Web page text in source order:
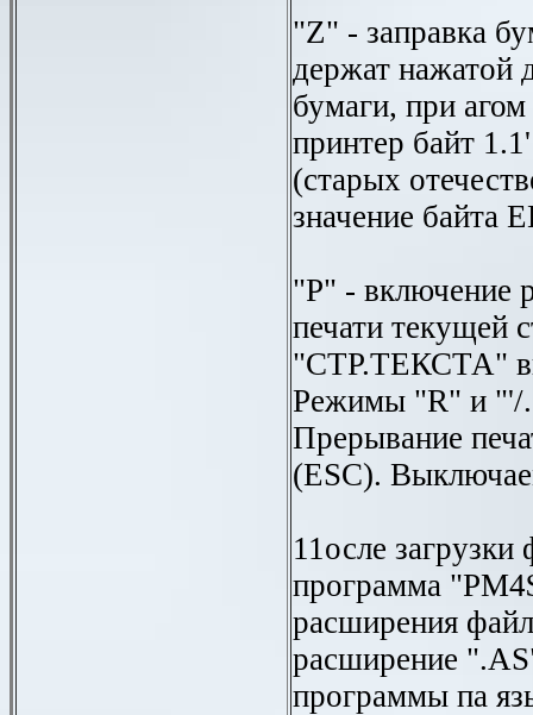
"Z" - заправка
держат нажатой
бумаги, при
принтер байт
(старых
значение байта
"Р" - включение
печати текущей
"СТР.ТЕКСТА"
Режимы "R" и "'/
Прерывание
(ESC).
11осле загрузки
программа
расширения
расширение
программы па